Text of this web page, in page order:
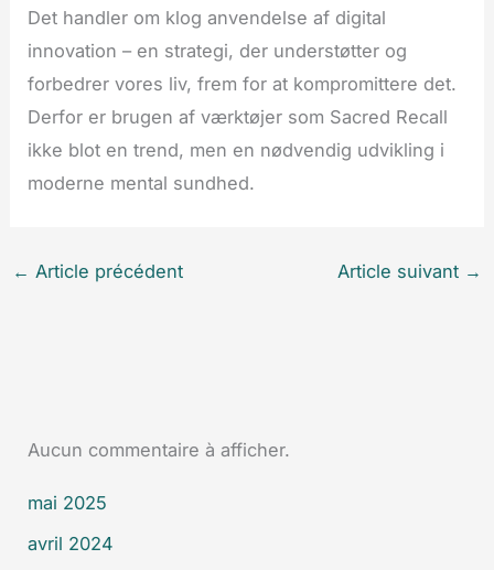
Det handler om klog anvendelse af digital
innovation – en strategi, der understøtter og
forbedrer vores liv, frem for at kompromittere det.
Derfor er brugen af værktøjer som Sacred Recall
ikke blot en trend, men en nødvendig udvikling i
moderne mental sundhed.
← Article précédent Article suivant →
Aucun commentaire à afficher.
mai 2025
avril 2024